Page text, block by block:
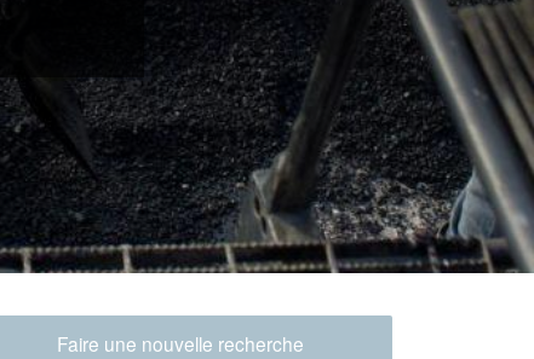
Faire une nouvelle recherche